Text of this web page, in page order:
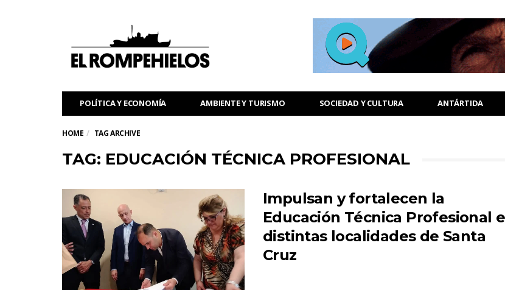
POLÍTICA Y ECONOMÍA AMBIENTE Y TURISMO SOCIEDAD Y CULTURA ANTÁRTIDA
HOME TAG ARCHIVE
TAG: EDUCACIÓN TÉCNICA PROFESIONAL
Impulsan y fortalecen la
Educación Técnica Profesional
distintas localidades de Santa
Cruz